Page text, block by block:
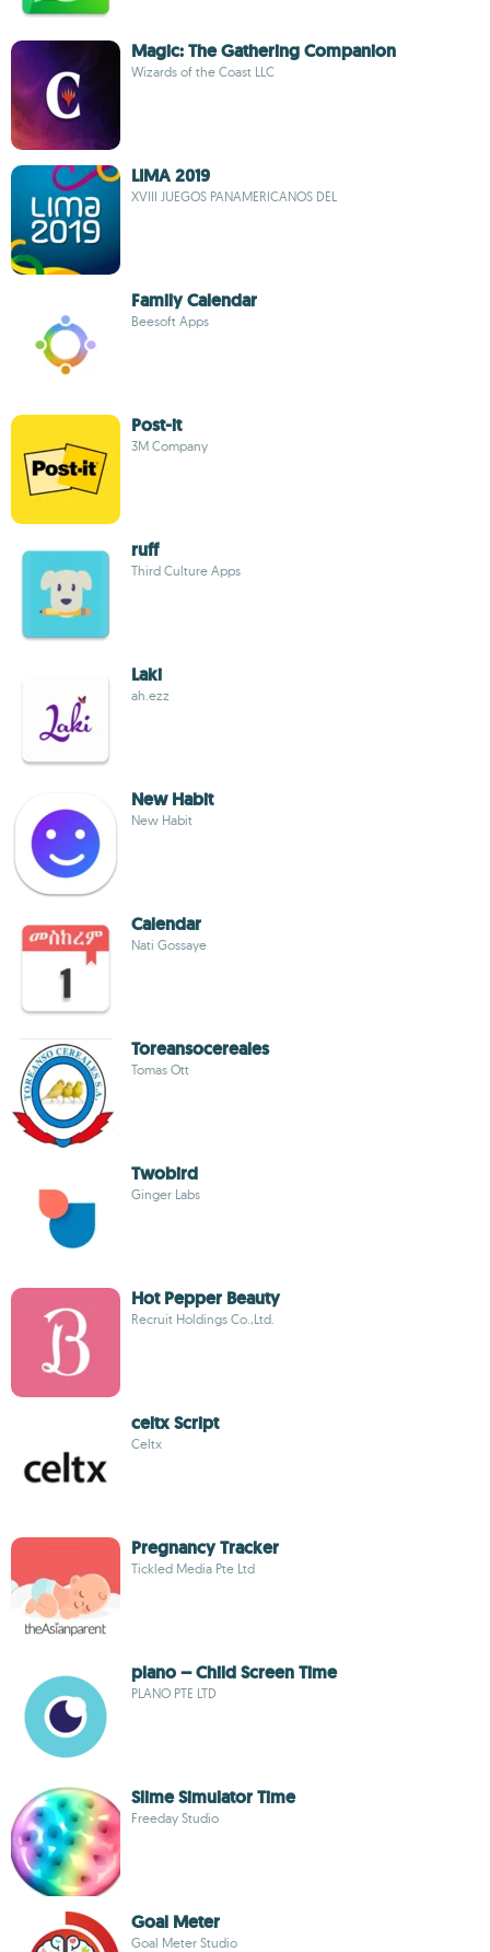
Magic: The Gathering Companion
Wizards of the Coast LLC
LIMA 2019
XVIII JUEGOS PANAMERICANOS DEL
Family Calendar
Beesoft Apps
Post-it
3M Company
ruff
Third Culture Apps
Laki
ah.ezz
New Habit
New Habit
Calendar
Nati Gossaye
Toreansocereales
Tomas Ott
Twobird
Ginger Labs
Hot Pepper Beauty
Recruit Holdings Co.,Ltd.
celtx Script
Celtx
Pregnancy Tracker
Tickled Media Pte Ltd
plano – Child Screen Time
PLANO PTE LTD
Slime Simulator Time
Freeday Studio
Goal Meter
Goal Meter Studio